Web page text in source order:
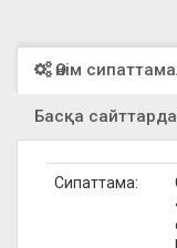
Өнім
Басқа
Сипаттама: